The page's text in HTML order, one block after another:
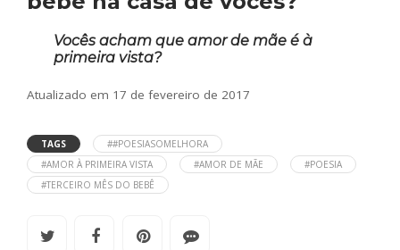
Vocês acham que amor de mãe é à
primeira vista?
Atualizado em 17 de fevereiro de 2017
TAGS
##POESIASOMELHORA
#AMOR À PRIMEIRA VISTA
#AMOR DE MÃE
#POESIA
#TERCEIRO MÊS DO BEBÊ